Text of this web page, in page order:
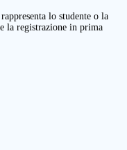
lo studente o la
la registrazione in prima